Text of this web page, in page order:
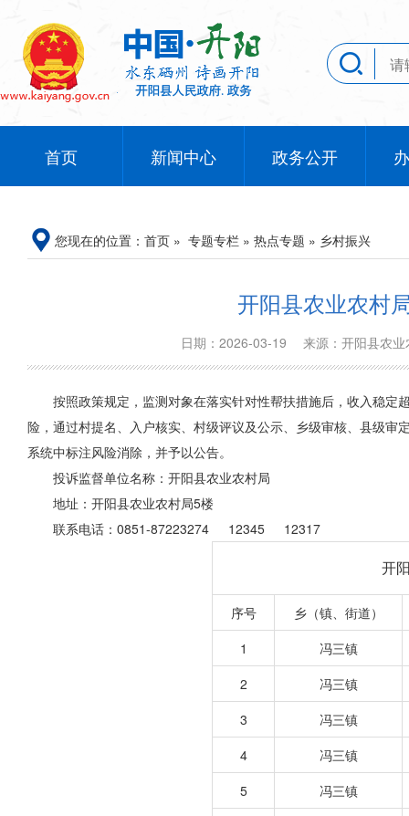
首页 新闻中心 政务公开
您现在的位置： 首页 » 专题专栏 » 热点专题 » 乡村振兴
开阳县农业农村
日期：2026-03-19 来源：开阳县农
按照政策规定，监测对象在落实针对性帮扶措施后，收入稳定
险，通过村提名、入户核实、村级评议及公示、乡级审核、县级
系统中标注风险消除，并予以公告。
投诉监督单位名称：开阳县农业农村局
地址：开阳县农业农村局5楼
联系电话：0851-87223274 12345 12317
开
序号
乡（镇、街道）
1
冯三镇
2
冯三镇
3
冯三镇
4
冯三镇
5
冯三镇